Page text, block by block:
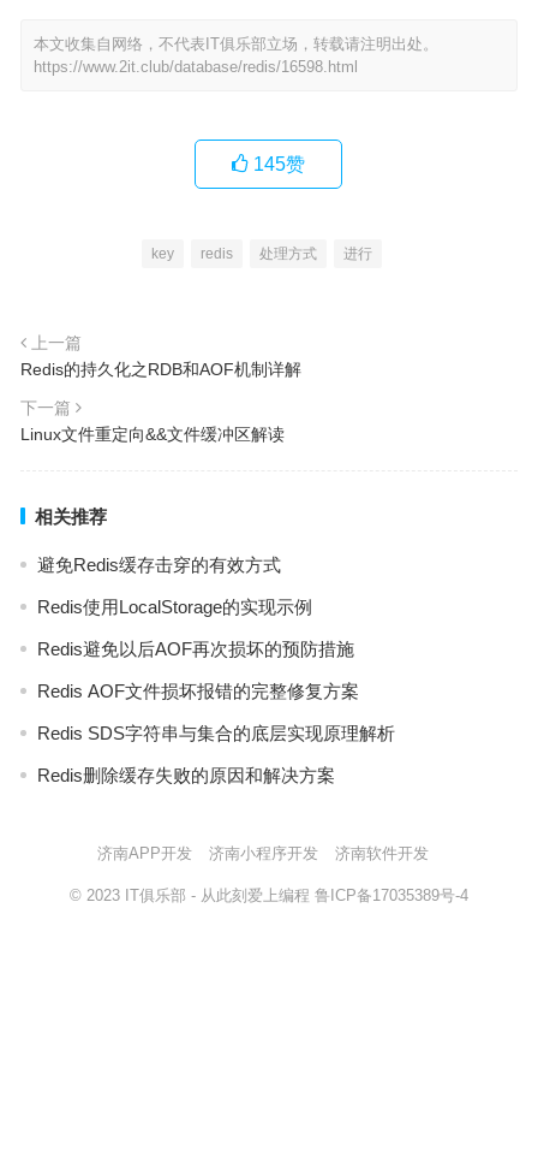
本文收集自网络，不代表IT俱乐部立场，转载请注明出处。
https://www.2it.club/database/redis/16598.html
145赞
key redis 处理方式 进行
上一篇
Redis的持久化之RDB和AOF机制详解
下一篇
Linux文件重定向&&文件缓冲区解读
相关推荐
避免Redis缓存击穿的有效方式
Redis使用LocalStorage的实现示例
Redis避免以后AOF再次损坏的预防措施
Redis AOF文件损坏报错的完整修复方案
Redis SDS字符串与集合的底层实现原理解析
Redis删除缓存失败的原因和解决方案
济南APP开发 济南小程序开发 济南软件开发
© 2023 IT俱乐部 - 从此刻爱上编程 鲁ICP备17035389号-4